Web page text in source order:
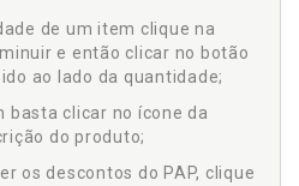
de um item clique na
e então clicar no botão
ao lado da quantidade;
basta clicar no ícone da
do produto;
os descontos do PAP, clique